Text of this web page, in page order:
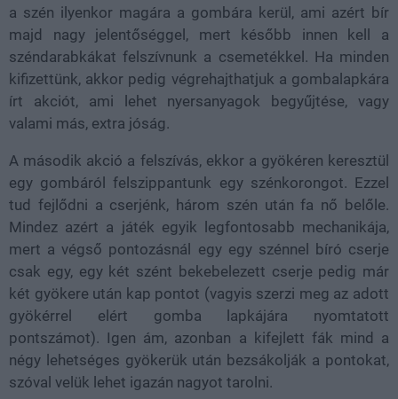
a szén ilyenkor magára a gombára kerül, ami azért bír
majd nagy jelentőséggel, mert később innen kell a
széndarabkákat felszívnunk a csemetékkel. Ha minden
kifizettünk, akkor pedig végrehajthatjuk a gombalapkára
írt akciót, ami lehet nyersanyagok begyűjtése, vagy
valami más, extra jóság.
A második akció a felszívás, ekkor a gyökéren keresztül
egy gombáról felszippantunk egy szénkorongot. Ezzel
tud fejlődni a cserjénk, három szén után fa nő belőle.
Mindez azért a játék egyik legfontosabb mechanikája,
mert a végső pontozásnál egy egy szénnel bíró cserje
csak egy, egy két szént bekebelezett cserje pedig már
két gyökere után kap pontot (vagyis szerzi meg az adott
gyökérrel elért gomba lapkájára nyomtatott
pontszámot). Igen ám, azonban a kifejlett fák mind a
négy lehetséges gyökerük után bezsákolják a pontokat,
szóval velük lehet igazán nagyot tarolni.